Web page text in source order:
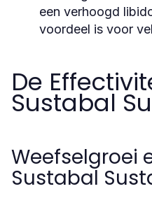
een verhoogd
voordeel is voor
De
Sustabal
Weefselgroei
Sustabal